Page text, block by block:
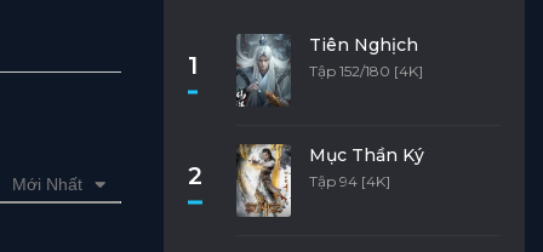
Mới Nhất
1
Tiên Nghịch
Tập 152/180 [4K]
2
Mục Thần Ký
Tập 94 [4K]